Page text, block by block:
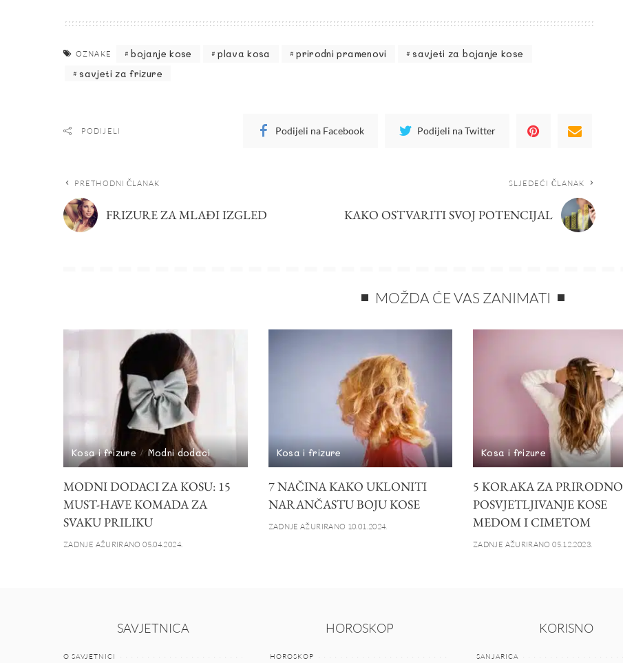
OZNAKE bojanje kose plava kosa prirodni pramenovi
savjeti za bojanje kose
savjeti za frizure
PODIJELI Podijeli na Facebook Podijeli na Twitter
PRETHODNI ČLANAK
FRIZURE ZA MLAĐI IZGLED
SLJEDEĆI ČLANAK
KAKO OSTVARITI SVOJ POTENCIJAL
MOŽDA ĆE VAS ZANIMATI
Kosa i frizure Modni dodaci
MODNI DODACI ZA KOSU: 15
MUST-HAVE KOMADA ZA
SVAKU PRILIKU
ZADNJE AŽURIRANO 05.04.2024.
Kosa i frizure
7 NAČINA KAKO UKLONITI
NARANČASTU BOJU KOSE
ZADNJE AŽURIRANO 10.01.2024.
Kosa i frizure
5 KORAKA ZA PRIRODNO
POSVJETLJIVANJE KOSE
MEDOM I CIMETOM
ZADNJE AŽURIRANO 05.12.2023.
SAVJETNICA
O SAVJETNICI
HOROSKOP
HOROSKOP
KORISNO
SANJARICA